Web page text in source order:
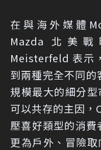
在與海外媒體
Mazda 北美
Meisterfeld 表示
到兩種完全不同的
規模最大的細分
可以共存的主因，
壓喜好類型的消費
更為戶外、冒險